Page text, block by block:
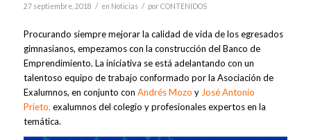
27 septiembre, 2018 / en Noticias / por CONTENIDOS
Procurando siempre mejorar la calidad de vida de los egresados
gimnasianos, empezamos con la construcción del Banco de
Emprendimiento. La iniciativa se está adelantando con un
talentoso equipo de trabajo conformado por la Asociación de
Exalumnos, en conjunto con Andrés Mozo y José Antonio
Prieto, exalumnos del colegio y profesionales expertos en la
temática.